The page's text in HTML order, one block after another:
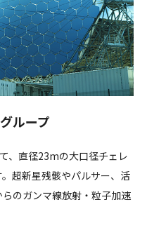
ループ
、直径23mの大口径チェレ
超新星残骸やパルサー、活
のガンマ線放射・粒子加速